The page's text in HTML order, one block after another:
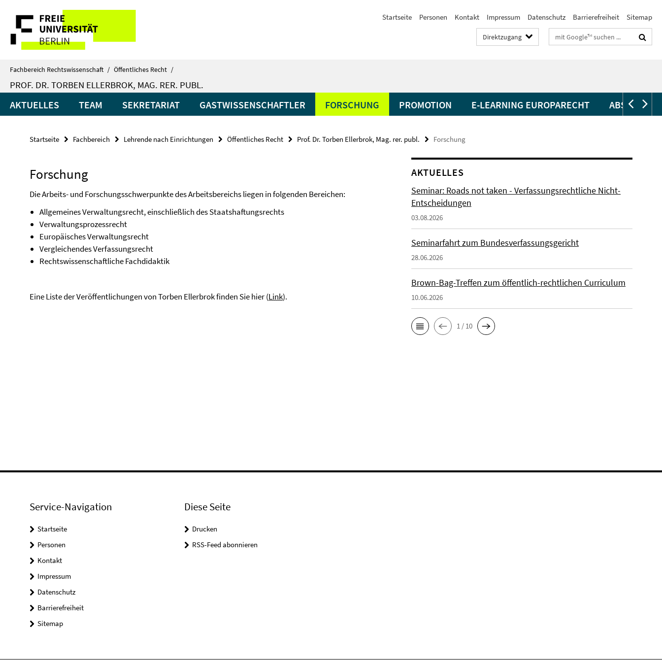
direkt
Inhalt
Service-
Navigation
Startseite Personen Kontakt Impressum Datenschutz Barrierefreiheit Sitemap
Direktzugang Suchbegriffe
Fachbereich Rechtswissenschaft / Öffentliches Recht /
PROF. DR. TORBEN ELLERBROK, MAG. RER. PUBL.
AKTUELLES TEAM SEKRETARIAT GASTWISSENSCHAFTLER FORSCHUNG PROMOTION E-LEARNING EUROPARECHT
Startseite Fachbereich Lehrende nach Einrichtungen Öffentliches Recht Prof. Dr. Torben Ellerbrok, Mag. rer. publ. Forschung
Forschung
Die Arbeits- und Forschungsschwerpunkte des Arbeitsbereichs liegen in folgenden Bereichen:
Allgemeines Verwaltungsrecht, einschließlich des Staatshaftungsrechts
Verwaltungsprozessrecht
Europäisches Verwaltungsrecht
Vergleichendes Verfassungsrecht
Rechtswissenschaftliche Fachdidaktik
Eine Liste der Veröffentlichungen von Torben Ellerbrok finden Sie hier (Link).
AKTUELLES
Seminar: Roads not taken - Verfassungsrechtliche Nicht-
Entscheidungen
03.08.2026
Seminarfahrt zum Bundesverfassungsgericht
28.06.2026
Brown-Bag-Treffen zum öffentlich-rechtlichen Curriculum
10.06.2026
1 / 10
Service-Navigation
Startseite
Personen
Kontakt
Impressum
Datenschutz
Barrierefreiheit
Sitemap
Diese Seite
Drucken
RSS-Feed abonnieren